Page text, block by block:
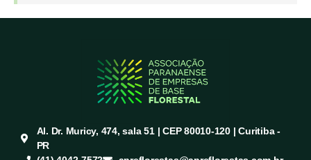
Al. Dr. Muricy, 474, sala 51 | CEP 80010-120 | Curitiba -
PR